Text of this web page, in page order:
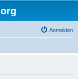
Anmelden